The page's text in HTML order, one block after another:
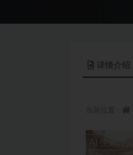
详情介绍